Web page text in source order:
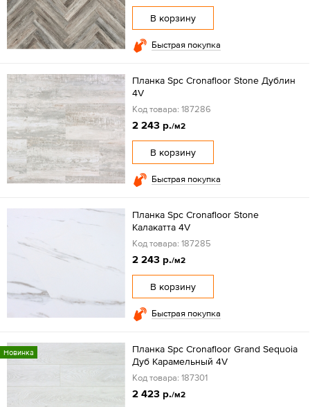
В корзину
Быстрая покупка
Планка Spc Cronafloor Stone Дублин
4V
Код товара: 187286
2 243 р./м2
В корзину
Быстрая покупка
Планка Spc Cronafloor Stone
Калакатта 4V
Код товара: 187285
2 243 р./м2
В корзину
Быстрая покупка
Новинка
Планка Spc Cronafloor Grand Sequoia
Дуб Карамельный 4V
Код товара: 187301
2 423 р./м2